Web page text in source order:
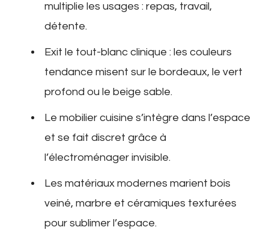
multiplie les usages : repas, travail,
détente.
Exit le tout-blanc clinique : les couleurs
tendance misent sur le bordeaux, le vert
profond ou le beige sable.
Le mobilier cuisine s’intègre dans l’espace
et se fait discret grâce à
l’électroménager invisible.
Les matériaux modernes marient bois
veiné, marbre et céramiques texturées
pour sublimer l’espace.